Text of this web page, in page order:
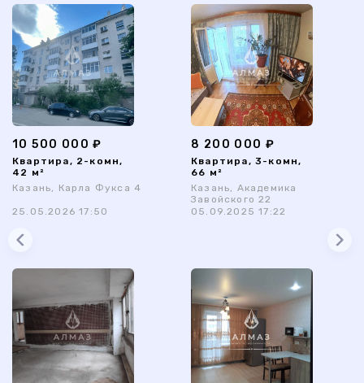
10 500 000 ₽
Квартира, 2-комн,
42 м²
Казань, Карла Фукса 4
25.05.2026 17:50
8 200 000 ₽
Квартира, 3-комн,
66 м²
Казань, Академика
Завойского 22
05.09.2025 17:22